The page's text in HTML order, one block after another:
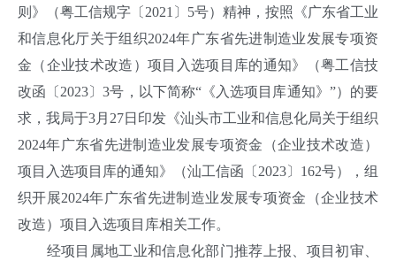
则》（粤工信规字〔2021〕5号）精神，按照《广东省工业
和信息化厅关于组织2024年广东省先进制造业发展专项资
金（企业技术改造）项目入选项目库的通知》（粤工信技
改函〔2023〕3号，以下简称“《入选项目库通知》”）的要
求，我局于3月27日印发《汕头市工业和信息化局关于组织
2024年广东省先进制造业发展专项资金（企业技术改造）
项目入选项目库的通知》（汕工信函〔2023〕162号），组
织开展2024年广东省先进制造业发展专项资金（企业技术
改造）项目入选项目库相关工作。
经项目属地工业和信息化部门推荐上报、项目初审、